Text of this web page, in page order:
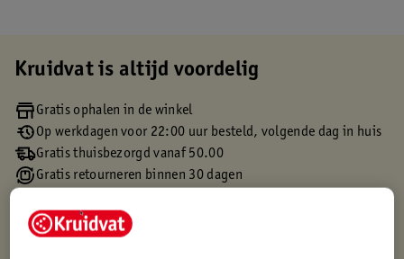
Kruidvat is altijd voordelig
Gratis ophalen in de winkel
Op werkdagen voor 22:00 uur besteld, volgende dag in huis
Gratis thuisbezorgd vanaf 50.00
Gratis retourneren binnen 30 dagen